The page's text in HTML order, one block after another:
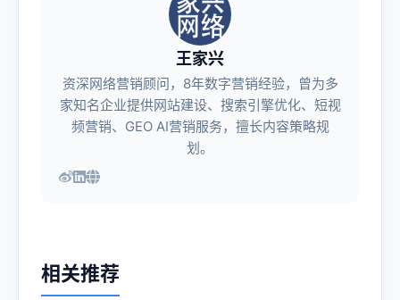
王家兴
资深网络营销顾问，8年数字营销经验，曾为多
家知名企业提供网站建设、搜索引擎优化、短视
频营销、GEO AI营销服务，擅长内容策略规
划。
相关推荐